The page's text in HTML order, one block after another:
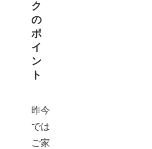
ク
の
ポ
イ
ン
ト
昨今
では
ご家